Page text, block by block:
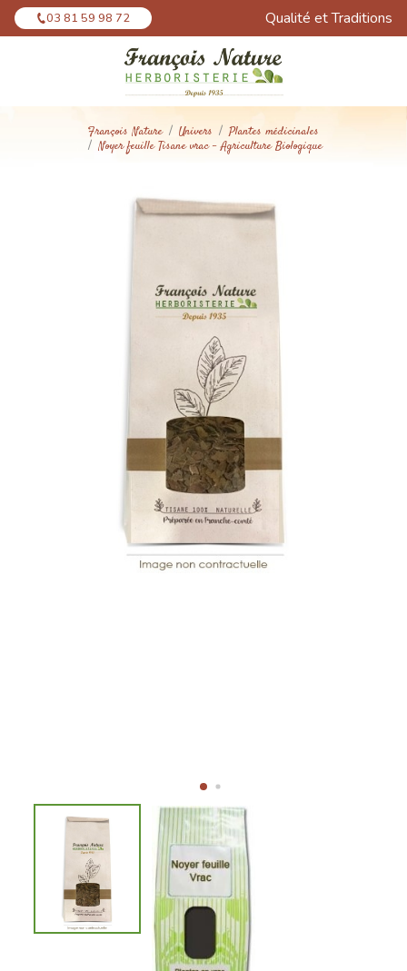
03 81 59 98 72 Qualité et Traditions
François Nature Univers
Plantes médicinales
Noyer feuille Tisane vrac - Agriculture Biologique
Panneau de gestion des cookies